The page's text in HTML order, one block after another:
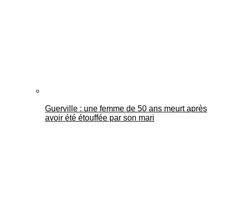
Guerville : une femme de 50 ans meurt après
avoir été étouffée par son mari